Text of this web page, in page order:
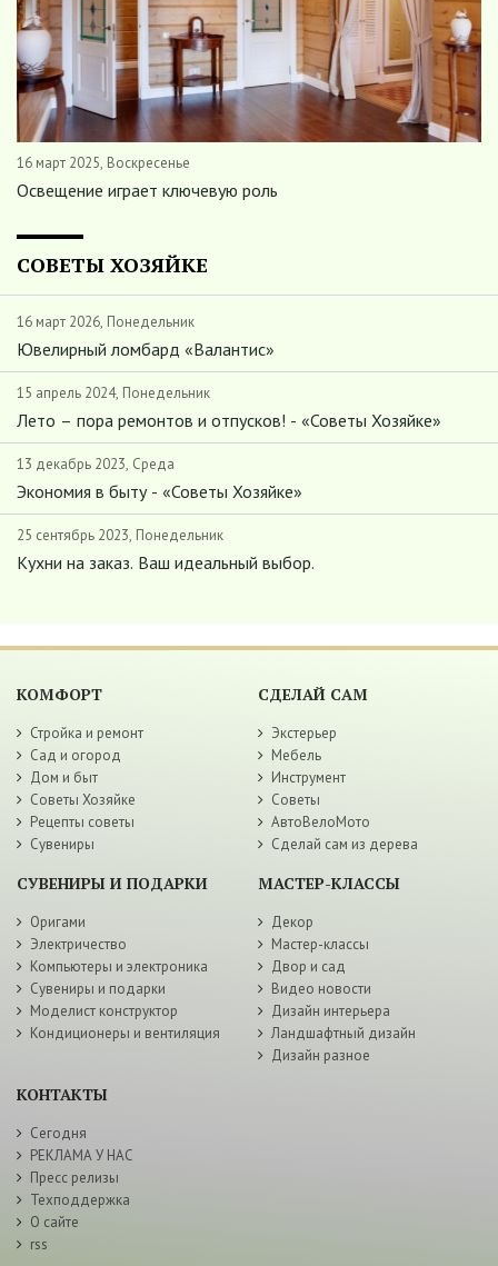
16 март 2025, Воскресенье
Освещение играет ключевую роль
СОВЕТЫ ХОЗЯЙКЕ
16 март 2026, Понедельник
Ювелирный ломбард «Валантис»
15 апрель 2024, Понедельник
Лето – пора ремонтов и отпусков! - «Советы Хозяйке»
13 декабрь 2023, Среда
Экономия в быту - «Советы Хозяйке»
25 сентябрь 2023, Понедельник
Кухни на заказ. Ваш идеальный выбор.
КОМФОРТ
Стройка и ремонт
Сад и огород
Дом и быт
Советы Хозяйке
Рецепты советы
Сувениры
СДЕЛАЙ САМ
Экстерьер
Мебель
Инструмент
Советы
АвтоВелоМото
Сделай сам из дерева
СУВЕНИРЫ И ПОДАРКИ
Оригами
Электричество
Компьютеры и электроника
Сувениры и подарки
Моделист конструктор
Кондиционеры и вентиляция
МАСТЕР-КЛАССЫ
Декор
Мастер-классы
Двор и сад
Видео новости
Дизайн интерьера
Ландшафтный дизайн
Дизайн разное
КОНТАКТЫ
Сегодня
РЕКЛАМА У НАС
Пресс релизы
Техподдержка
О сайте
rss